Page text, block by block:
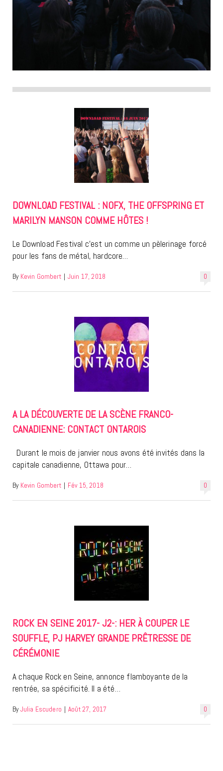
DOWNLOAD FESTIVAL : NOFX, THE OFFSPRING ET
MARILYN MANSON COMME HÔTES !
Le Download Festival c’est un comme un pèlerinage forcé
pour les fans de métal, hardcore…
0
By Kevin Gombert | Juin 17, 2018
A LA DÉCOUVERTE DE LA SCÈNE FRANCO-
CANADIENNE: CONTACT ONTAROIS
Durant le mois de janvier nous avons été invités dans la
capitale canadienne, Ottawa pour…
0
By Kevin Gombert | Fév 15, 2018
ROCK EN SEINE 2017- J2-: HER À COUPER LE
SOUFFLE, PJ HARVEY GRANDE PRÊTRESSE DE
CÉRÉMONIE
A chaque Rock en Seine, annonce flamboyante de la
rentrée, sa spécificité. Il a été…
0
By Julia Escudero | Août 27, 2017